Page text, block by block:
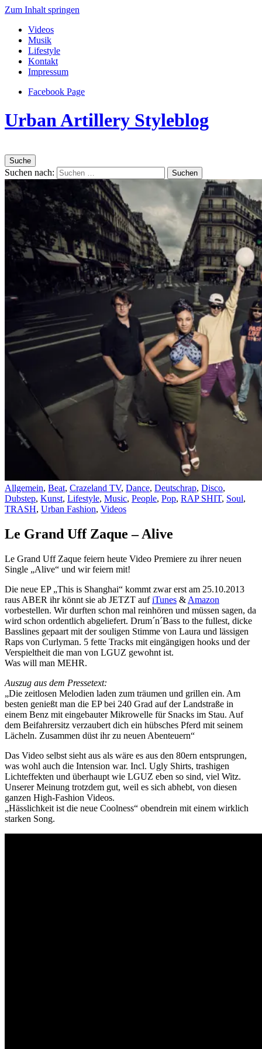
Zum Inhalt springen
Videos
Musik
Lifestyle
Kontakt
Impressum
Facebook Page
Urban Artillery Styleblog
Suche
Suchen nach:
Allgemein, Beat, Crazeland TV, Dance, Deutschrap, Disco,
Dubstep, Kunst, Lifestyle, Music, People, Pop, RAP SHIT, Soul,
TRASH, Urban Fashion, Videos
Le Grand Uff Zaque – Alive
Le Grand Uff Zaque feiern heute Video Premiere zu ihrer neuen
Single „Alive“ und wir feiern mit!
Die neue EP „This is Shanghai“ kommt zwar erst am 25.10.2013
raus ABER ihr könnt sie ab JETZT aufiTunes & Amazon
vorbestellen. Wir durften schon mal reinhören und müssen sagen, da
wird schon ordentlich abgeliefert. Drum´n´Bass to the fullest, dicke
Basslines gepaart mit der souligen Stimme von Laura und lässigen
Raps von Curlyman. 5 fette Tracks mit eingängigen hooks und der
Verspieltheit die man von LGUZ gewohnt ist.
Was will man MEHR.
Auszug aus dem Pressetext:
„Die zeitlosen Melodien laden zum träumen und grillen ein. Am
besten genießt man die EP bei 240 Grad auf der Landstraße in
einem Benz mit eingebauter Mikrowelle für Snacks im Stau. Auf
dem Beifahrersitz verzaubert dich ein hübsches Pferd mit seinem
Lächeln. Zusammen düst ihr zu neuen Abenteuern“
Das Video selbst sieht aus als wäre es aus den 80ern entsprungen,
was wohl auch die Intension war. Incl. Ugly Shirts, trashigen
Lichteffekten und überhaupt wie LGUZ eben so sind, viel Witz.
Unserer Meinung trotzdem gut, weil es sich abhebt, von diesen
ganzen High-Fashion Videos.
„Hässlichkeit ist die neue Coolness“ obendrein mit einem wirklich
starken Song.